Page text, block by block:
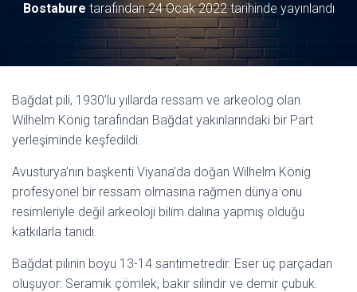
Ç
Bostabure tarafından24 Ocak 2022tarihinde yayınlandı
Bağdat pili, 1930’lu yıllarda ressam ve arkeolog olan
Wilhelm König tarafından Bağdat yakınlarındaki bir Part
yerleşiminde keşfedildi.
Avusturya’nın başkenti Viyana’da doğan Wilhelm König
profesyonel bir ressam olmasına rağmen dünya onu
resimleriyle değil arkeoloji bilim dalına yapmış olduğu
katkılarla tanıdı.
Bağdat pilinin boyu 13-14 santimetredir. Eser üç parçadan
oluşuyor: Seramik çömlek, bakır silindir ve demir çubuk.